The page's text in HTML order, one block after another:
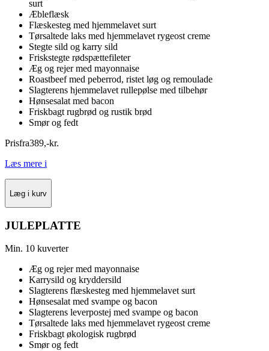
surt
Æbleflæsk
Flæskesteg med hjemmelavet surt
Tørsaltede laks med hjemmelavet rygeost creme
Stegte sild og karry sild
Friskstegte rødspættefileter
Æg og rejer med mayonnaise
Roastbeef med peberrod, ristet løg og remoulade
Slagterens hjemmelavet rullepølse med tilbehør
Hønsesalat med bacon
Friskbagt rugbrød og rustik brød
Smør og fedt
Prisfra389,-kr.
Læs mere i
Læg i kurv
JULEPLATTE
Min. 10 kuverter
Æg og rejer med mayonnaise
Karrysild og kryddersild
Slagterens flæskesteg med hjemmelavet surt
Hønsesalat med svampe og bacon
Slagterens leverpostej med svampe og bacon
Tørsaltede laks med hjemmelavet rygeost creme
Friskbagt økologisk rugbrød
Smør og fedt